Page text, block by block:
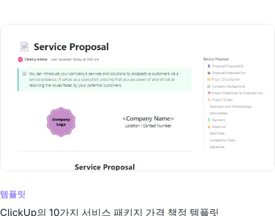
템플릿
ClickUp의 10가지 서비스 패키지 가격 책정 템플릿